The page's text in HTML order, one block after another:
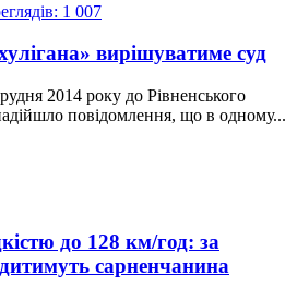
1 007
вирішуватиме суд
2014 року до Рівненського
надійшло повідомлення, що в одному...
до 128 км/год: за
сарненчанина